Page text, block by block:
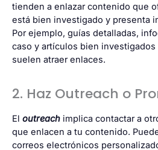
tienden a enlazar contenido que
está bien investigado y presenta
Por ejemplo, guías detalladas,
caso y artículos bien
suelen atraer enlaces.
2. Haz Outreach o
El outreach implica contactar a
que enlacen a tu contenido.
correos electrónicos